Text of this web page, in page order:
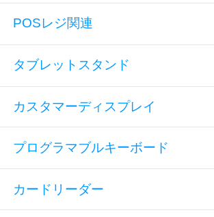
POSレジ関連
タブレットスタンド
カスタマーディスプレイ
プログラマブルキーボード
カードリーダー